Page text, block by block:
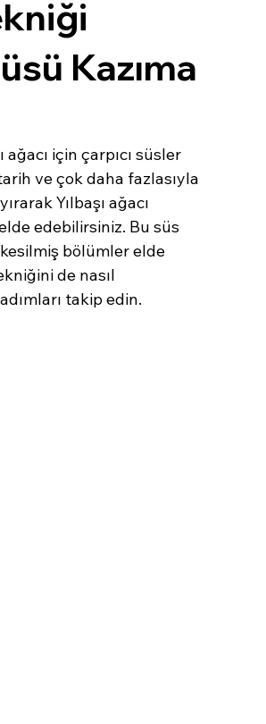
Kazıma
için çarpıcı süsler
ve çok daha fazlasıyla
Yılbaşı ağacı
edebilirsiniz. Bu süs
kesilmiş bölümler elde
de nasıl
takip edin.